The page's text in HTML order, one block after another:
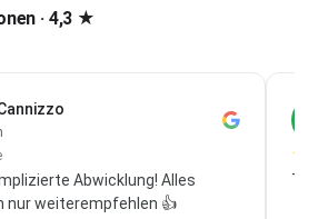
· 4,3 ★
Abwicklung! Alles
nur weiterempfehlen 👍
★